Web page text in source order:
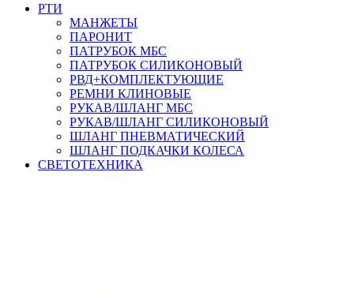
РТИ
МАНЖЕТЫ
ПАРОНИТ
ПАТРУБОК МБС
ПАТРУБОК СИЛИКОНОВЫЙ
РВД+КОМПЛЕКТУЮЩИЕ
РЕМНИ КЛИНОВЫЕ
РУКАВ/ШЛАНГ МБС
РУКАВ/ШЛАНГ СИЛИКОНОВЫЙ
ШЛАНГ ПНЕВМАТИЧЕСКИЙ
ШЛАНГ ПОДКАЧКИ КОЛЕСА
СВЕТОТЕХНИКА